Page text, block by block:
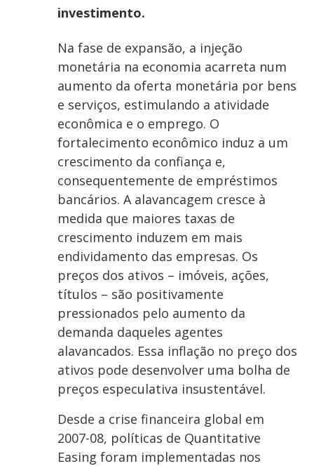
investimento.
Na fase de expansão, a injeção
monetária na economia acarreta num
aumento da oferta monetária por bens
e serviços, estimulando a atividade
econômica e o emprego. O
fortalecimento econômico induz a um
crescimento da confiança e,
consequentemente de empréstimos
bancários. A alavancagem cresce à
medida que maiores taxas de
crescimento induzem em mais
endividamento das empresas. Os
preços dos ativos – imóveis, ações,
títulos – são positivamente
pressionados pelo aumento da
demanda daqueles agentes
alavancados. Essa inflação no preço dos
ativos pode desenvolver uma bolha de
preços especulativa insustentável.
Desde a crise financeira global em
2007-08, políticas de Quantitative
Easing foram implementadas nos